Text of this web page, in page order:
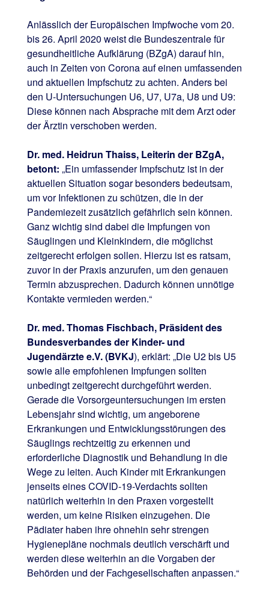
Anlässlich der Europäischen Impfwoche vom 20.
bis 26. April 2020 weist die Bundeszentrale für
gesundheitliche Aufklärung (BZgA) darauf hin,
auch in Zeiten von Corona auf einen umfassenden
und aktuellen Impfschutz zu achten. Anders bei
den U-Untersuchungen U6, U7, U7a, U8 und U9:
Diese können nach Absprache mit dem Arzt oder
der Ärztin verschoben werden.
Dr. med. Heidrun Thaiss, Leiterin der BZgA,
betont: „Ein umfassender Impfschutz ist in der
aktuellen Situation sogar besonders bedeutsam,
um vor Infektionen zu schützen, die in der
Pandemiezeit zusätzlich gefährlich sein können.
Ganz wichtig sind dabei die Impfungen von
Säuglingen und Kleinkindern, die möglichst
zeitgerecht erfolgen sollen. Hierzu ist es ratsam,
zuvor in der Praxis anzurufen, um den genauen
Termin abzusprechen. Dadurch können unnötige
Kontakte vermieden werden.“
Dr. med. Thomas Fischbach, Präsident des
Bundesverbandes der Kinder- und
Jugendärzte e.V. (BVKJ), erklärt: „Die U2 bis U5
sowie alle empfohlenen Impfungen sollten
unbedingt zeitgerecht durchgeführt werden.
Gerade die Vorsorgeuntersuchungen im ersten
Lebensjahr sind wichtig, um angeborene
Erkrankungen und Entwicklungsstörungen des
Säuglings rechtzeitig zu erkennen und
erforderliche Diagnostik und Behandlung in die
Wege zu leiten. Auch Kinder mit Erkrankungen
jenseits eines COVID-19-Verdachts sollten
natürlich weiterhin in den Praxen vorgestellt
werden, um keine Risiken einzugehen. Die
Pädiater haben ihre ohnehin sehr strengen
Hygienepläne nochmals deutlich verschärft und
werden diese weiterhin an die Vorgaben der
Behörden und der Fachgesellschaften anpassen.“